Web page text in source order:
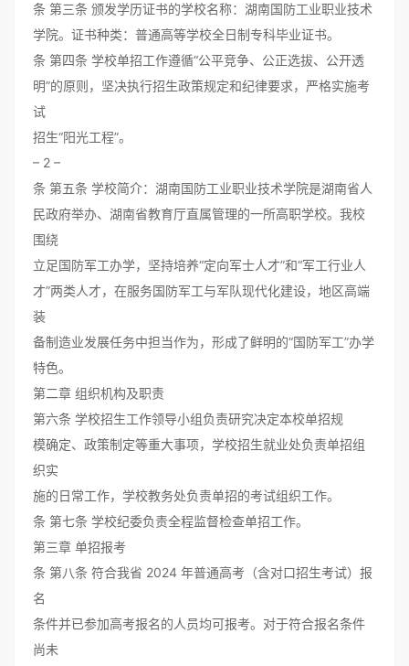
条 第三条 颁发学历证书的学校名称：湖南国防工业职业技术
学院。证书种类：普通高等学校全日制专科毕业证书。
条 第四条 学校单招工作遵循“公平竞争、公正选拔、公开透
明”的原则，坚决执行招生政策规定和纪律要求，严格实施考
试
招生“阳光工程”。
– 2 –
条 第五条 学校简介：湖南国防工业职业技术学院是湖南省人
民政府举办、湖南省教育厅直属管理的一所高职学校。我校
围绕
立足国防军工办学，坚持培养“定向军士人才”和“军工行业人
才”两类人才，在服务国防军工与军队现代化建设，地区高端
装
备制造业发展任务中担当作为，形成了鲜明的“国防军工”办学
特色。
第二章 组织机构及职责
第六条 学校招生工作领导小组负责研究决定本校单招规
模确定、政策制定等重大事项，学校招生就业处负责单招组
织实
施的日常工作，学校教务处负责单招的考试组织工作。
条 第七条 学校纪委负责全程监督检查单招工作。
第三章 单招报考
条 第八条 符合我省 2024 年普通高考（含对口招生考试）报
名
条件并已参加高考报名的人员均可报考。对于符合报名条件
尚未